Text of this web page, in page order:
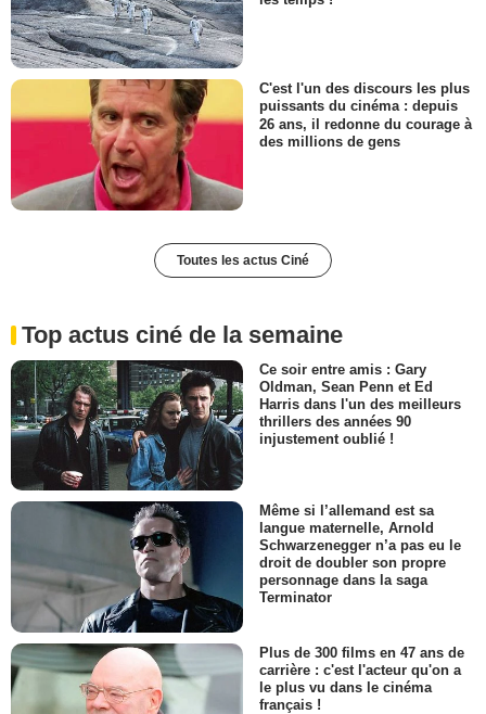
C'est l'un des discours les plus
puissants du cinéma : depuis
26 ans, il redonne du courage à
des millions de gens
Toutes les actus Ciné
Top actus ciné de la semaine
Ce soir entre amis : Gary
Oldman, Sean Penn et Ed
Harris dans l'un des meilleurs
thrillers des années 90
injustement oublié !
Même si l’allemand est sa
langue maternelle, Arnold
Schwarzenegger n’a pas eu le
droit de doubler son propre
personnage dans la saga
Terminator
Plus de 300 films en 47 ans de
carrière : c'est l'acteur qu'on a
le plus vu dans le cinéma
français !